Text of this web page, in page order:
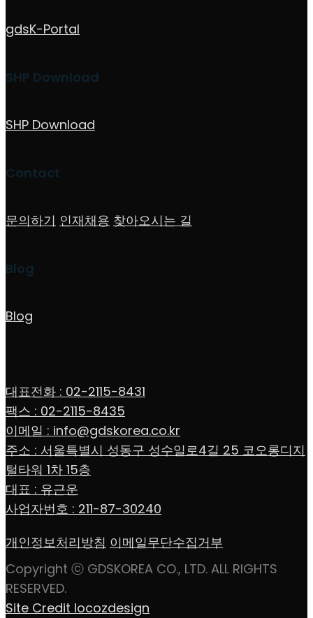
gdsK-Portal
SHP Download
SHP Download
Contact
문의하기 인재채용 찾아오시는 길
Blog
Blog
대표전화 : 02-2115-8431
팩스 : 02-2115-8435
이메일 : info@gdskorea.co.kr
주소 : 서울특별시 성동구 성수일로4길 25 코오롱디지
털타워 1차 15층
대표 : 유근운
사업자번호 : 211-87-30240
개인정보처리방침 이메일무단수집거부
Copyright ⓒ GDSKOREA CO., LTD. ALL RIGHTS
RESERVED.
Site Credit locozdesign